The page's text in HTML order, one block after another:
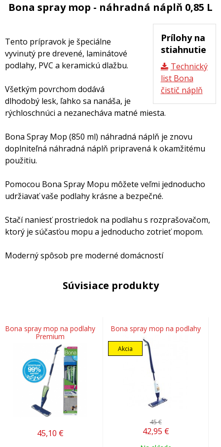
Bona spray mop - náhradná náplň 0,85 L
Prílohy na
stiahnutie
Technický
list Bona
čistič náplň
Tento prípravok je špeciálne
vyvinutý pre drevené, laminátové
podlahy, PVC a keramickú dlažbu.
Všetkým povrchom dodává
dlhodobý lesk, ľahko sa nanáša, je
rýchloschnúci a nezanecháva matné miesta.
Bona Spray Mop (850 ml) náhradná náplň je znovu
doplniteľná náhradná náplň pripravená k okamžitému
použitiu.
Pomocou Bona Spray Mopu môžete veľmi jednoducho
udržiavať vaše podlahy krásne a bezpečné.
Stačí naniesť prostriedok na podlahu s rozprašovačom,
ktorý je súčasťou mopu a jednoducho zotrieť mopom.
Moderný spôsob pre moderné domácností
Súvisiace produkty
Bona spray mop na podlahy
Premium
45,10 €
Bona spray mop na podlahy
Akcia
45 €
42,95 €